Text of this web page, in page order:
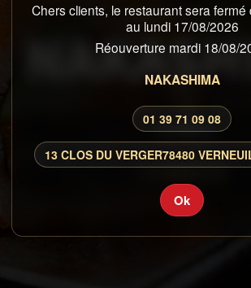
Chers clients, le restaurant sera
au lundi 17/08/2026
Réouverture mardi 18/08/
NAKASHIMA
01 39 71 09 08
13 CLOS DU VERGER78480
Ok
RESTAURANT JAPONAIS
CARTE
CONNEXION